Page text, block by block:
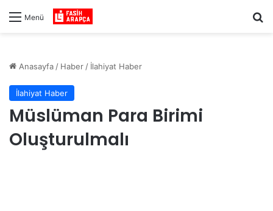
Menü
Anasayfa / Haber / İlahiyat Haber
İlahiyat Haber
Müslüman Para Birimi
Oluşturulmalı